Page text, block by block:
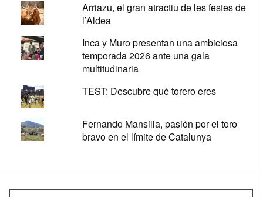
Arriazu, el gran atractiu de les festes de
l’Aldea
Inca y Muro presentan una ambiciosa
temporada 2026 ante una gala
multitudinaria
TEST: Descubre qué torero eres
Fernando Mansilla, pasión por el toro
bravo en el límite de Catalunya